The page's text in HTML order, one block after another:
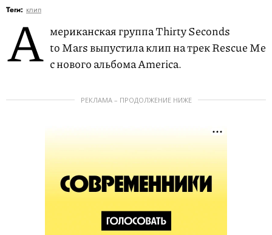
Теги: клип
А мериканская группа Thirty Seconds
to Mars выпустила клип на трек Rescue Me
с нового альбома America.
РЕКЛАМА – ПРОДОЛЖЕНИЕ НИЖЕ